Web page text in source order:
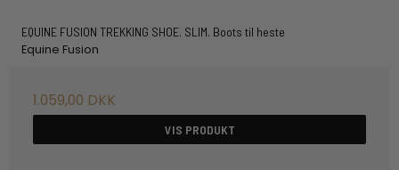
EQUINE FUSION TREKKING SHOE. SLIM. Boots til heste
Equine Fusion
1.059,00 DKK
VIS PRODUKT